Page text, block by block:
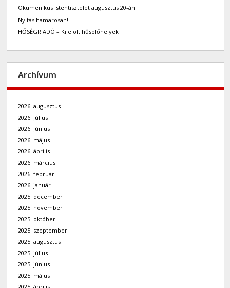
Ökumenikus istentisztelet augusztus 20-án
Nyitás hamarosan!
HŐSÉGRIADÓ – Kijelölt hűsölőhelyek
Archívum
2026. augusztus
2026. július
2026. június
2026. május
2026. április
2026. március
2026. február
2026. január
2025. december
2025. november
2025. október
2025. szeptember
2025. augusztus
2025. július
2025. június
2025. május